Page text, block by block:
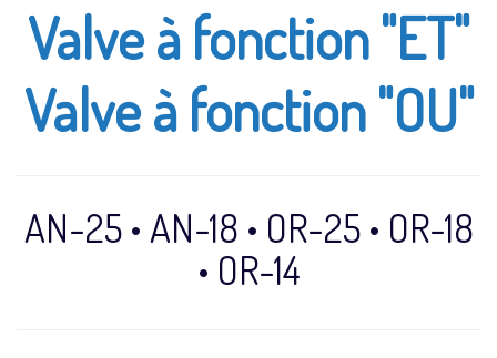
Valve à fonction "ET"
Valve à fonction "OU"
AN-25 • AN-18 • OR-25 • OR-18
• OR-14